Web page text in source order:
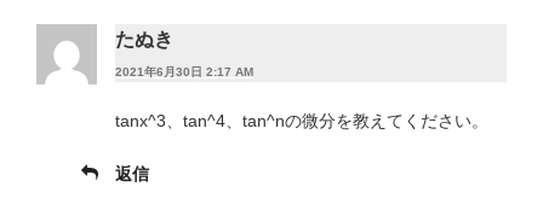
たぬき
2021年6月30日 2:17 AM
tanx^3、tan^4、tan^nの微分を教えてください。
返信